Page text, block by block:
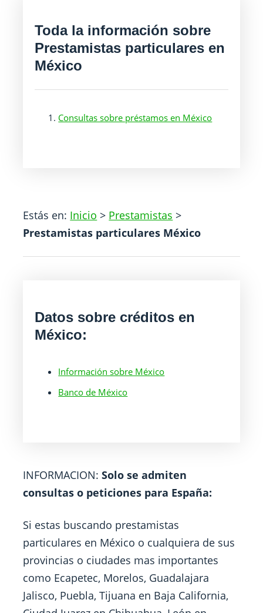
Toda la información sobre
Prestamistas particulares en
México
Consultas sobre préstamos en México
Estás en: Inicio > Prestamistas >
Prestamistas particulares México
Datos sobre créditos en
México:
Información sobre México
Banco de México
INFORMACION:Solo se admiten
consultas o peticiones para España:
Si estas buscando prestamistas
particulares en México o cualquiera de sus
provincias o ciudades mas importantes
como Ecapetec, Morelos, Guadalajara
Jalisco, Puebla, Tijuana en Baja California,